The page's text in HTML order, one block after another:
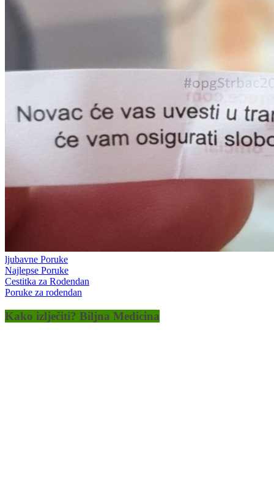
ljubavne Poruke
Najlepse Poruke
Cestitka za Rodendan
Poruke za rodendan
Kako izlječiti? Biljna Medicina